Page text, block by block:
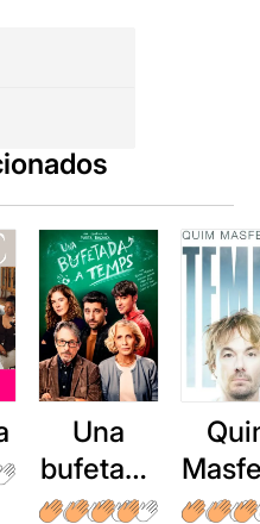
Una
bufetada
a temps
r: